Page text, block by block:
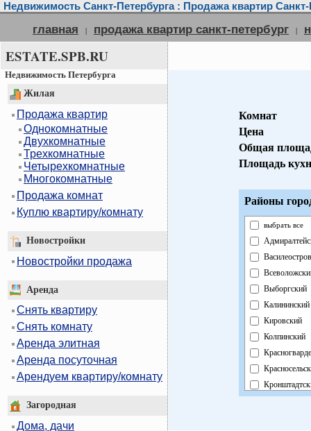
Недвижимость Санкт-Петербурга : Продажа квартир Санкт-
главная | продажа квартир санкт-петербург |
ESTATE.SPB.RU
Недвижимость Петербурга
Жилая
Продажа квартир
Однокомнатные
Двухкомнатные
Трехкомнатные
Четырехкомнатные
Многокомнатные
Продажа комнат
Куплю квартиру/комнату
Новостройки
Новостройки продажа
Аренда
Снять квартиру
Снять комнату
Аренда элитная
Аренда посуточная
Арендуем квартиру/комнату
Загородная
Дома, дачи
Комнат
Цена
Общая
Площадь
Районы
выбрать все
Выборгский
Калининский
Кировский
Колпинский